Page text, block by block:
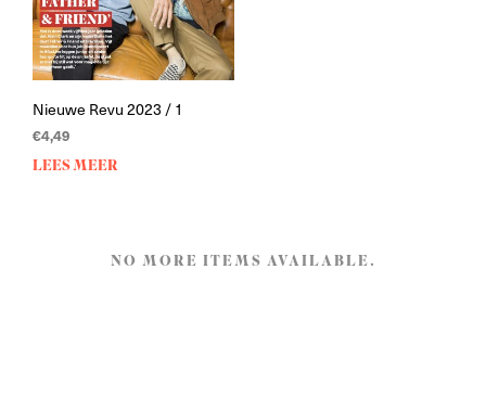
Nieuwe Revu 2023 / 1
€4,49
LEES MEER
NO MORE ITEMS AVAILABLE.